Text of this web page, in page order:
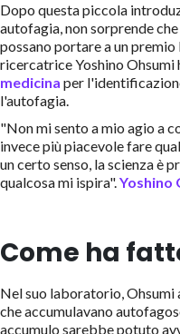
Dopo questa piccola
autofagia, non sorprende
possano portare a un
ricercatrice Yoshino Ohsumi
medicina per
l'autofagia.
"Non mi sento a mio agio a
invece più piacevole fare
un certo senso, la scienza è
qualcosa mi ispira".Yoshino
Come ha
Nel suo laboratorio,
che accumulavano
accumulo sarebbe potuto